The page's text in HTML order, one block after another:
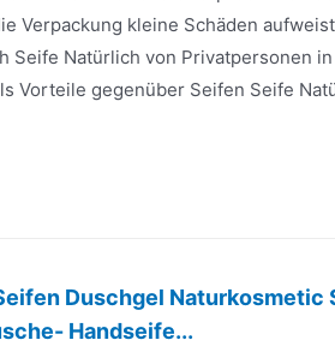
kleine Schäden
Seife Natürlich von Privatpersonen
Vorteile gegenüber Seifen Seife
Duschgel Naturkosmetic
Handseife...